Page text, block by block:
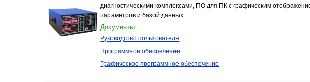
диагностическими комплексами, ПО для ПК с графическим
параметров и базой данных.
Документы:
Руководство пользователя
Программное обеспечение
Графическое программное обеспечение